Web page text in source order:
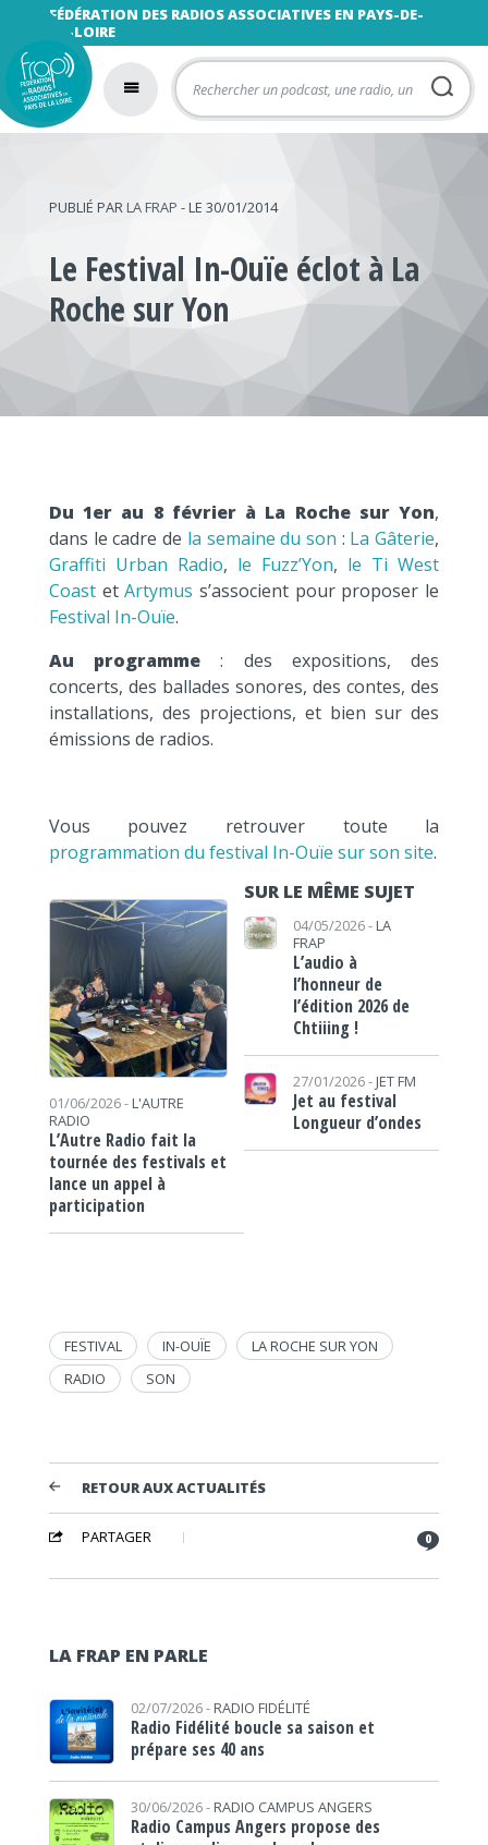
FÉDÉRATION DES RADIOS ASSOCIATIVES EN PAYS-DE-
LA-LOIRE
PUBLIÉ PAR LA FRAP - LE 30/01/2014
Le Festival In-Ouïe éclot à La
Roche sur Yon
Du 1er au 8 février à La Roche sur Yon,
dans le cadre de la semaine du son : La Gâterie,
Graffiti Urban Radio, le Fuzz’Yon, le Ti West
CoastetArtymus s’associent pour proposer le
Festival In-Ouïe.
Au programme: des expositions, des
concerts, des ballades sonores, des contes, des
installations, des projections, et bien sur des
émissions de radios.
Vous pouvez retrouver toute la
programmation du festival In-Ouïe sur son site.
SUR LE MÊME SUJET
01/06/2026 - L'AUTRE
RADIO
L’Autre Radio fait la
tournée des festivals et
lance un appel à
participation
04/05/2026 - LA
FRAP
L’audio à
l’honneur de
l’édition 2026 de
Chtiiing !
27/01/2026 - JET FM
Jet au festival
Longueur d’ondes
FESTIVAL IN-OUÏE
LA ROCHE SUR YON
RADIO
SON
RETOUR AUX ACTUALITÉS
PARTAGER 0
LA FRAP EN PARLE
02/07/2026 - RADIO FIDÉLITÉ
Radio Fidélité boucle sa saison et
prépare ses 40 ans
30/06/2026 - RADIO CAMPUS ANGERS
Radio Campus Angers propose des